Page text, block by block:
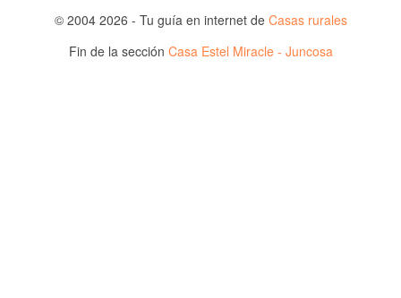
© 2004 2026 - Tu guía en internet de Casas rurales
Fin de la sección Casa Estel Miracle - Juncosa